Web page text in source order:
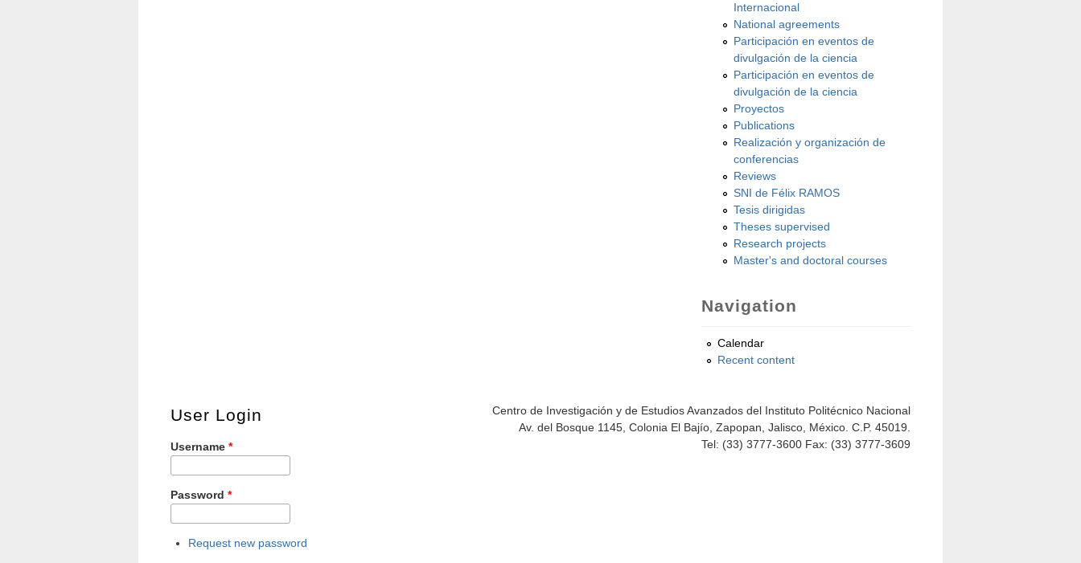
Internacional
National agreements
Participación en eventos de
divulgación de la ciencia
Participación en eventos de
divulgación de la ciencia
Proyectos
Publications
Realización y organización de
conferencias
Reviews
SNI de Félix RAMOS
Tesis dirigidas
Theses supervised
Research projects
Master's and doctoral courses
Navigation
Calendar
Recent content
Centro de Investigación y de Estudios Avanzados del Instituto Politécnico Nacional
Av. del Bosque 1145, Colonia El Bajío, Zapopan, Jalisco, México. C.P. 45019.
Tel: (33) 3777-3600 Fax: (33) 3777-3609
User Login
Username *
Password *
Request new password